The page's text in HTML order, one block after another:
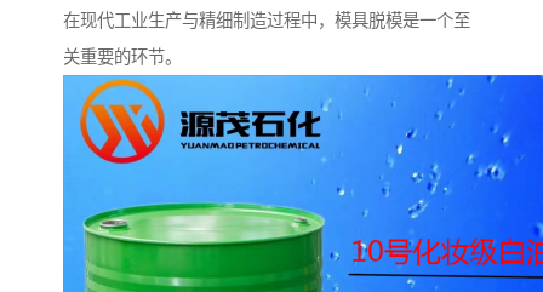
在现代工业生产与精细制造过程中，模具脱模是一个至
关重要的环节。